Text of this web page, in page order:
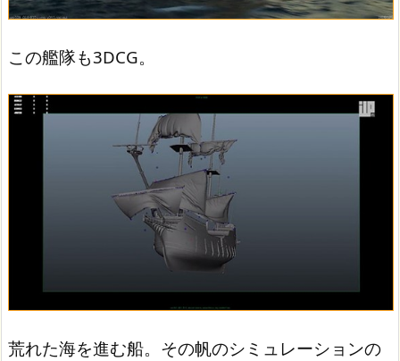
この艦隊も3DCG。
荒れた海を進む船。その帆のシミュレーションの